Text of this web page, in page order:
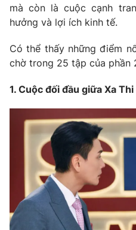
Tư vấn
Emagazine
Photo
Video
VTV Money
VTV Sức khoẻ
mà còn là cuộc cạnh
hưởng và lợi ích kinh tế.
Có thể thấy những điểm
chờ trong 25 tập của phần
1. Cuộc đối đầu giữa Xa